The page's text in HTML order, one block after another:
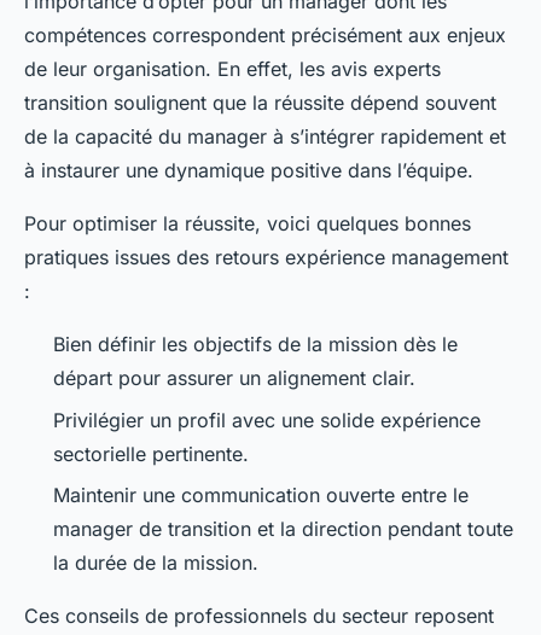
compétences correspondent précisément aux enjeux
de leur organisation. En effet, les avis experts
transition soulignent que la réussite dépend souvent
de la capacité du manager à s’intégrer rapidement et
à instaurer une dynamique positive dans l’équipe.
Pour optimiser la réussite, voici quelques bonnes
pratiques issues des retours expérience management
:
Bien définir les objectifs de la mission dès le
départ pour assurer un alignement clair.
Privilégier un profil avec une solide expérience
sectorielle pertinente.
Maintenir une communication ouverte entre le
manager de transition et la direction pendant toute
la durée de la mission.
Ces conseils de professionnels du secteur reposent